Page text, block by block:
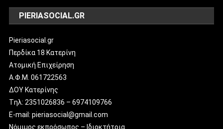
PIERIASOCIAL.GR
Pieriasocial.gr
Περδίκα 18 Κατερίνη
Ατομική Επιχείρηση
Α.Φ.Μ. 061722563
ΔΟΥ Κατερίνης
Tηλ: 2351026836 – 6974109766
E-mail: pieriasocial@gmail.com
Νόμιμος εκπρόσωπος – Ιδιοκτήτρια